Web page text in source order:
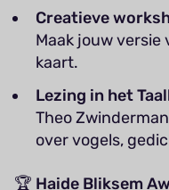
Creatieve
Maak jouw versie
kaart.
Lezing in het
Theo
over vogels,
🏆 Haide Bliksem